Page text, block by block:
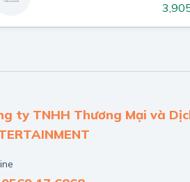
ty TNHH Thương Mại và